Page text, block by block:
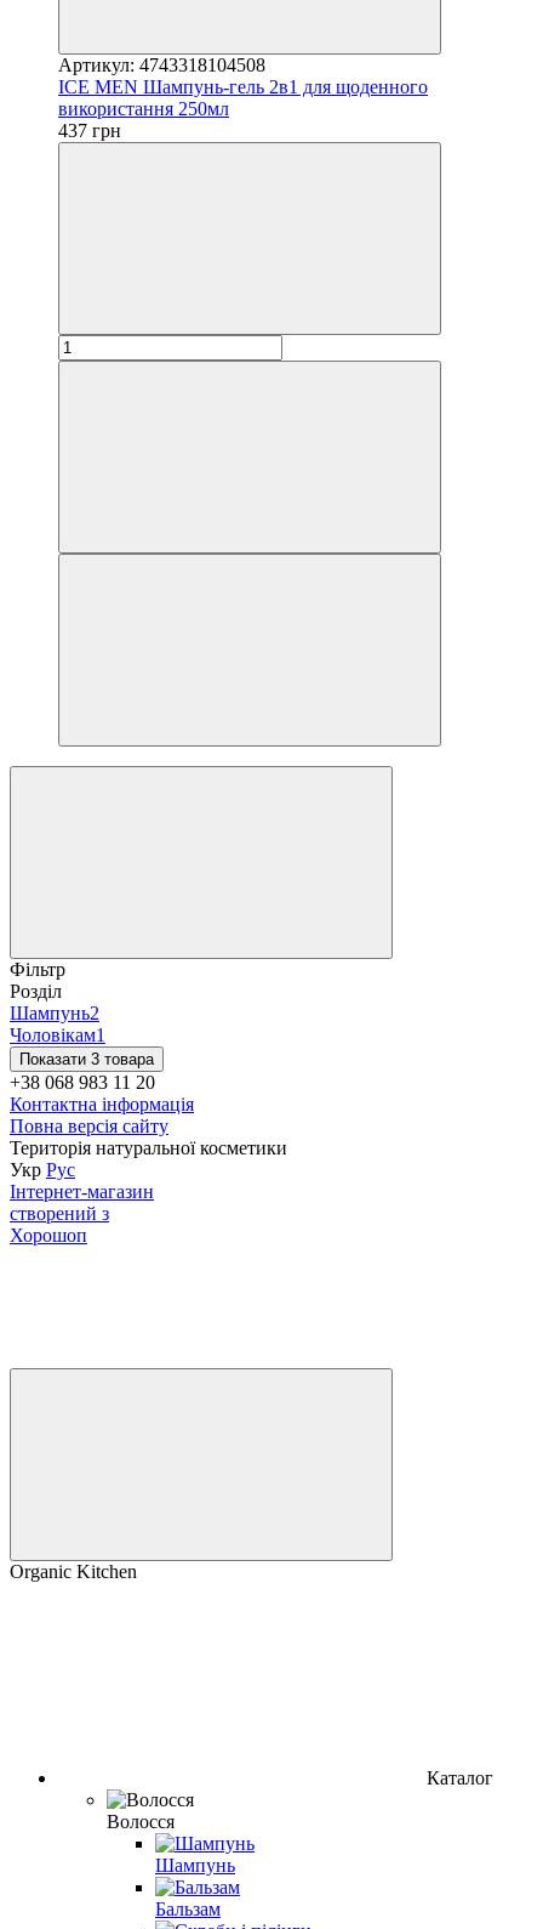
Артикул: 4743318104508
ICE MEN Шампунь-гель 2в1 для щоденного
використання 250мл
437 грн
Фільтр
Розділ
Шампунь2
Чоловікам1
Показати 3 товара
+38 068 983 11 20
Контактна інформація
Повна версія сайту
Територія натуральної косметики
Укр Рус
Інтернет-магазин
створений з
Хорошоп
Organic Kitchen
Каталог
Волосся
Шампунь
Бальзам